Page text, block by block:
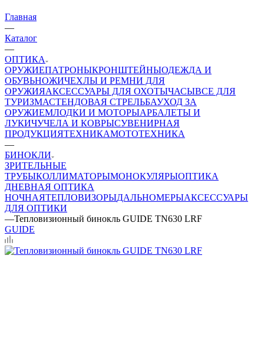
Главная
—
Каталог
—
ОПТИКА
ОРУЖИЕПАТРОНЫКРОНШТЕЙНЫОДЕЖДА И
ОБУВЬНОЖИЧЕХЛЫ И РЕМНИ ДЛЯ
ОРУЖИЯАКСЕССУАРЫ ДЛЯ ОХОТЫЧАСЫВСЕ ДЛЯ
ТУРИЗМАСТЕНДОВАЯ СТРЕЛЬБАУХОД ЗА
ОРУЖИЕМЛОДКИ И МОТОРЫАРБАЛЕТЫ И
ЛУКИЧУЧЕЛА И КОВРЫСУВЕНИРНАЯ
ПРОДУКЦИЯТЕХНИКАМОТОТЕХНИКА
—
БИНОКЛИ
ЗРИТЕЛЬНЫЕ
ТРУБЫКОЛЛИМАТОРЫМОНОКУЛЯРЫОПТИКА
ДНЕВНАЯ ОПТИКА
НОЧНАЯТЕПЛОВИЗОРЫДАЛЬНОМЕРЫАКСЕССУАРЫ
ДЛЯ ОПТИКИ
—Тепловизионный бинокль GUIDE TN630 LRF
GUIDE